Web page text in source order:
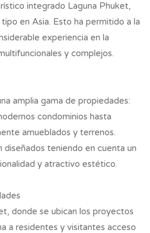
integrado Laguna Phuket,
en Asia. Esto ha permitido a la
experiencia en la
y complejos.
amplia gama de propiedades:
condominios hasta
amueblados y terrenos.
diseñados teniendo en cuenta un
y atractivo estético.
donde se ubican los proyectos
a residentes y visitantes acceso